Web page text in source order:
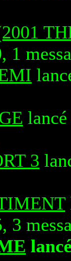
1
3
3